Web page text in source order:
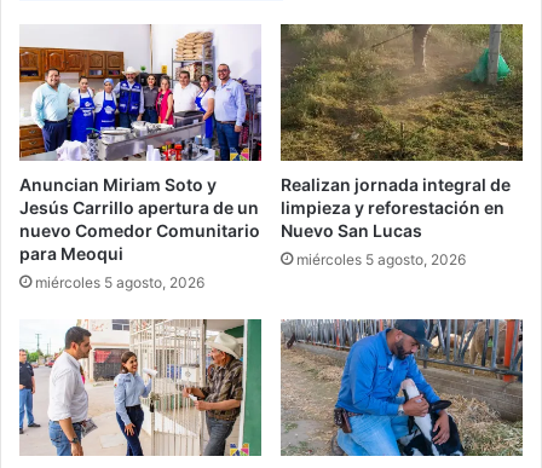
Anuncian Miriam Soto y
Jesús Carrillo apertura de un
nuevo Comedor Comunitario
para Meoqui
miércoles 5 agosto, 2026
Realizan jornada integral de
limpieza y reforestación en
Nuevo San Lucas
miércoles 5 agosto, 2026